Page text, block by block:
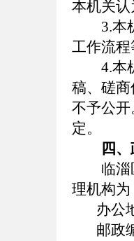
本机关
3.本机
工作流
4.本机
稿、磋
不予公
定。
四
临淄区
理机构
办公地
邮政编